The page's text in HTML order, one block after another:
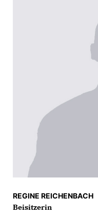
REGINE REICHENBACH
Beisitzerin